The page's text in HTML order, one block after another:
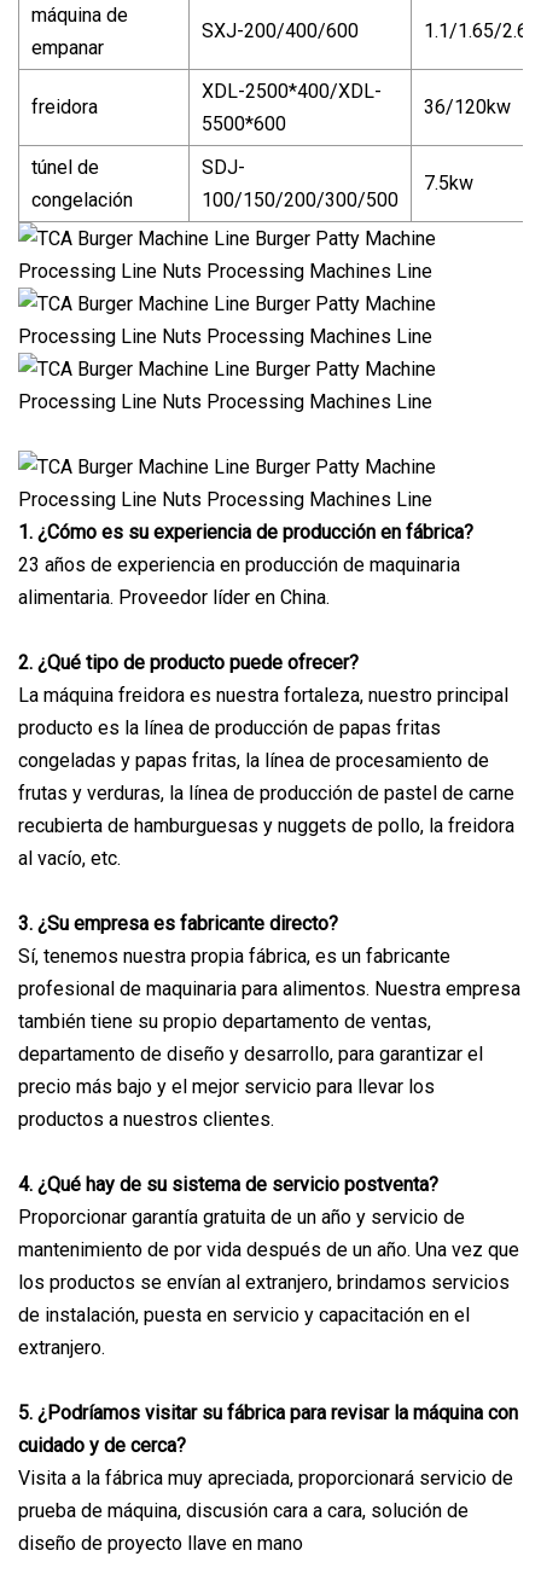
máquina de
empanar
SXJ-200/400/600 1.1/1.65/
freidora
XDL-2500*400/XDL-
5500*600
36/120kw
túnel de
congelación
SDJ-
100/150/200/300/500
7.5kw
1. ¿Cómo es su experiencia de producción en fábrica?
23 años de experiencia en producción de maquinaria
alimentaria. Proveedor líder en China.
2. ¿Qué tipo de producto puede ofrecer?
La máquina freidora es nuestra fortaleza, nuestro principal
producto es la línea de producción de papas fritas
congeladas y papas fritas, la línea de procesamiento de
frutas y verduras, la línea de producción de pastel de carne
recubierta de hamburguesas y nuggets de pollo, la freidora
al vacío, etc.
3. ¿Su empresa es fabricante directo?
Sí, tenemos nuestra propia fábrica, es un fabricante
profesional de maquinaria para alimentos. Nuestra empresa
también tiene su propio departamento de ventas,
departamento de diseño y desarrollo, para garantizar el
precio más bajo y el mejor servicio para llevar los
productos a nuestros clientes.
4. ¿Qué hay de su sistema de servicio postventa?
Proporcionar garantía gratuita de un año y servicio de
mantenimiento de por vida después de un año. Una vez que
los productos se envían al extranjero, brindamos servicios
de instalación, puesta en servicio y capacitación en el
extranjero.
5. ¿Podríamos visitar su fábrica para revisar la máquina con
cuidado y de cerca?
Visita a la fábrica muy apreciada, proporcionará servicio de
prueba de máquina, discusión cara a cara, solución de
diseño de proyecto llave en mano